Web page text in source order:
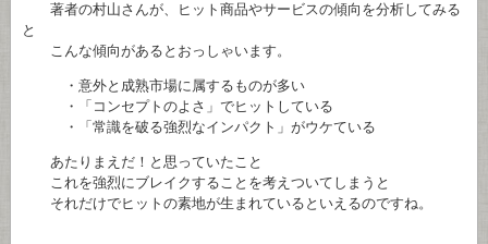
著者の村山さんが、ヒット商品やサービスの傾向を分析してみる
と
こんな傾向があるとおっしゃいます。
・意外と成熟市場に属するものが多い
・「コンセプトのよさ」でヒットしている
・「常識を破る強烈なインパクト」がウケている
あたりまえだ！と思っていたこと
これを強烈にブレイクすることを考えついてしまうと
それだけでヒットの素地が生まれているといえるのですね。